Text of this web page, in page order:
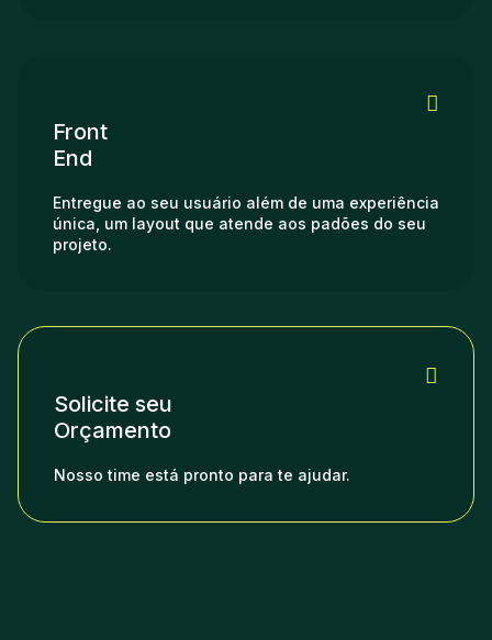
Front
End
Entregue ao seu usuário além de uma experiência
única, um layout que atende aos padões do seu
projeto.
Solicite seu
Orçamento
Nosso time está pronto para te ajudar.